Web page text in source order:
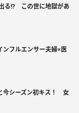
る!? この世に地獄があ
フルエンサー夫婦×医
今シーズン初キス！ 女